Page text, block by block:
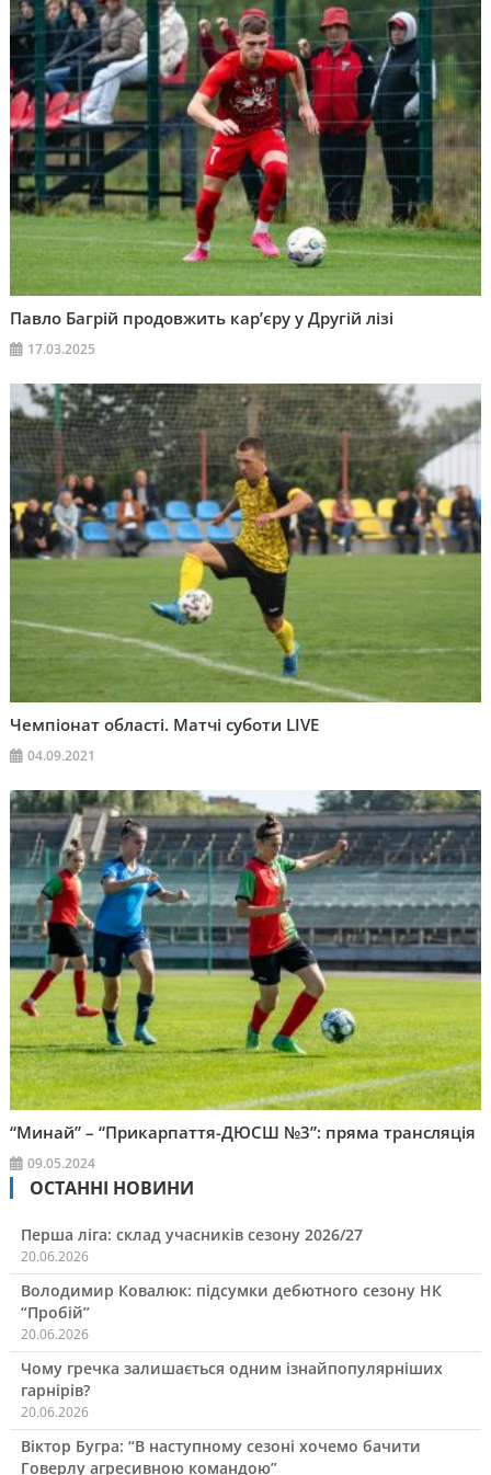
Павло Багрій продовжить кар’єру у Другій лізі
17.03.2025
Чемпіонат області. Матчі суботи LIVE
04.09.2021
“Минай” – “Прикарпаття-ДЮСШ №3”: пряма трансляція
09.05.2024
ОСТАННІ НОВИНИ
Перша ліга: склад учасників сезону 2026/27
20.06.2026
Володимир Ковалюк: підсумки дебютного сезону НК
“Пробій”
20.06.2026
Чому гречка залишається одним ізнайпопулярніших
гарнірів?
20.06.2026
Віктор Бугра: “В наступному сезоні хочемо бачити
Говерлу агресивною командою”